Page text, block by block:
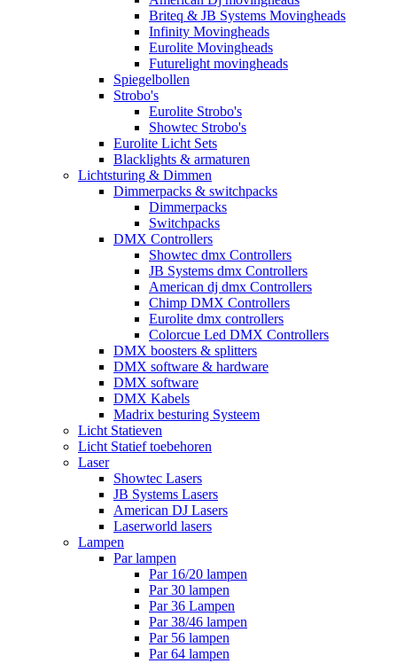
Briteq & JB Systems Movingheads
Infinity Movingheads
Eurolite Movingheads
Futurelight movingheads
Spiegelbollen
Strobo's
Eurolite Strobo's
Showtec Strobo's
Eurolite Licht Sets
Blacklights & armaturen
Lichtsturing & Dimmen
Dimmerpacks & switchpacks
Dimmerpacks
Switchpacks
DMX Controllers
Showtec dmx Controllers
JB Systems dmx Controllers
American dj dmx Controllers
Chimp DMX Controllers
Eurolite dmx controllers
Colorcue Led DMX Controllers
DMX boosters & splitters
DMX software & hardware
DMX software
DMX Kabels
Madrix besturing Systeem
Licht Statieven
Licht Statief toebehoren
Laser
Showtec Lasers
JB Systems Lasers
American DJ Lasers
Laserworld lasers
Lampen
Par lampen
Par 16/20 lampen
Par 30 lampen
Par 36 Lampen
Par 38/46 lampen
Par 56 lampen
Par 64 lampen